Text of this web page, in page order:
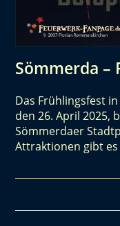
Sömmerda –
Das Frühlingsfest
den 26. April 2025,
Sömmerdaer
Attraktionen gibt